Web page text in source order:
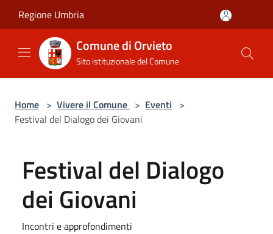
Regione Umbria
Comune di Orvieto
Sito istituzionale del Comune
Home > Vivere il Comune > Eventi >
Festival del Dialogo dei Giovani
Festival del Dialogo
dei Giovani
Incontri e approfondimenti